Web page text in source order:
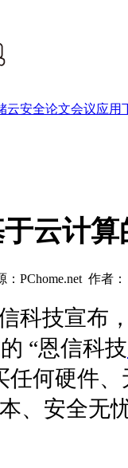
云安全论文会议应用
云计算
：PChome.net 作者：
科技宣布
“恩信科技
任何硬件
、安全无